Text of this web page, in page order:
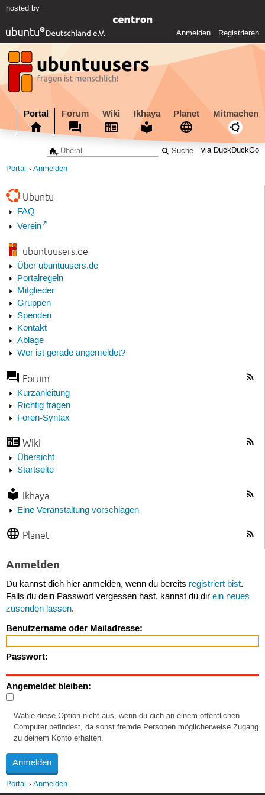
hosted by
Anmelden Registrieren
Portal Forum Wiki Ikhaya Planet Mitmachen
via DuckDuckGo
Portal Anmelden
Ubuntu
FAQ
Verein
ubuntuusers.de
Über ubuntuusers.de
Portalregeln
Mitglieder
Gruppen
Spenden
Kontakt
Ablage
Wer ist gerade angemeldet?
Forum
Kurzanleitung
Richtig fragen
Foren-Syntax
Wiki
Übersicht
Startseite
Ikhaya
Eine Veranstaltung vorschlagen
Planet
Anmelden
Du kannst dich hier anmelden, wenn du bereits registriert bist.
Falls du dein Passwort vergessen hast, kannst du dir ein neues
zusenden lassen.
Benutzername oder Mailadresse:
Passwort:
Angemeldet bleiben:
Wähle diese Option nicht aus, wenn du dich an einem öffentlichen
Computer befindest, da sonst fremde Personen möglicherweise Zugang
zu deinem Konto erhalten.
Portal Anmelden